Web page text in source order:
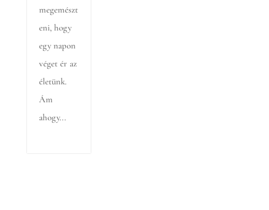
megemészt
eni, hogy
egy napon
véget ér az
életünk.
Ám
ahogy...